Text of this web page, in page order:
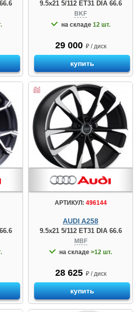
9.5x21 5/112 ET31 DIA 66.6
BKF
на складе 12 шт.
29 000 ₽ / диск
купить
АРТИКУЛ: 496144
AUDI A258
9.5x21 5/112 ET31 DIA 66.6
MBF
на складе >12 шт.
28 625 ₽ / диск
купить